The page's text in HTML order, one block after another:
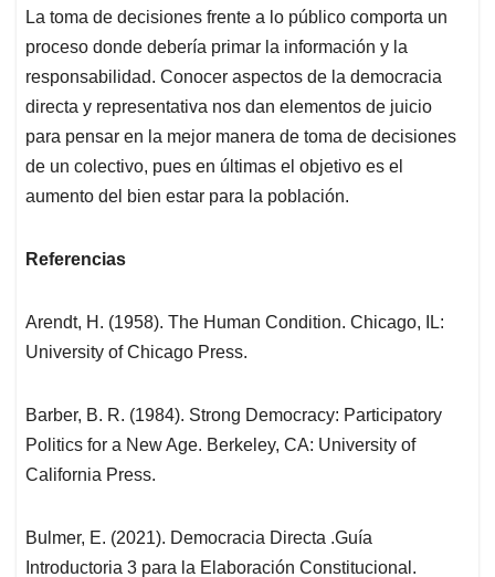
La toma de decisiones frente a lo público comporta un
proceso donde debería primar la información y la
responsabilidad. Conocer aspectos de la democracia
directa y representativa nos dan elementos de juicio
para pensar en la mejor manera de toma de decisiones
de un colectivo, pues en últimas el objetivo es el
aumento del bien estar para la población.
Referencias
Arendt, H. (1958). The Human Condition. Chicago, IL:
University of Chicago Press.
Barber, B. R. (1984). Strong Democracy: Participatory
Politics for a New Age. Berkeley, CA: University of
California Press.
Bulmer, E. (2021). Democracia Directa .Guía
Introductoria 3 para la Elaboración Constitucional.